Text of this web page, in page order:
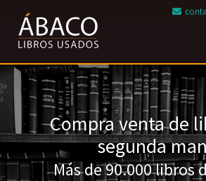
Compra venta de
segunda
Más de 90.000 libros